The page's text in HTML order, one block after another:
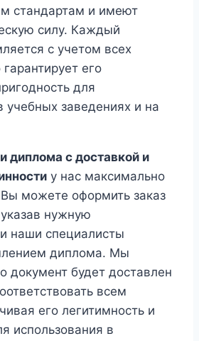
стандартам и имеют
силу. Каждый
с учетом всех
его
для
учебных заведениях и на
диплома с доставкой и
у нас максимально
можете оформить заказ
нужную
наши специалисты
диплома. Мы
документ будет доставлен
всем
его легитимность и
использования в